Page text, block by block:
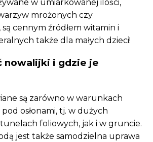
w umiarkowanej ilości,
mrożonych czy
są cennym źródłem witamin i
także dla małych dzieci!
nowalijki i gdzie je
są zarówno w warunkach
osłonami, tj. w dużych
foliowych, jak i w gruncie.
jest także samodzielna uprawa